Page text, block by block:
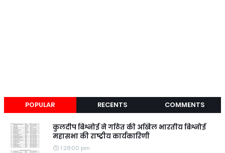
POPULAR RECENTS COMMENTS
कुलदीप बिश्नोई ने गठित की अखिल भारतीय बिश्नोई
महासभा की राष्ट्रीय कार्यकारिणी
1:28:00 pm